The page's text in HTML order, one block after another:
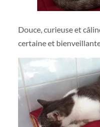
Douce, curieuse et
certaine et